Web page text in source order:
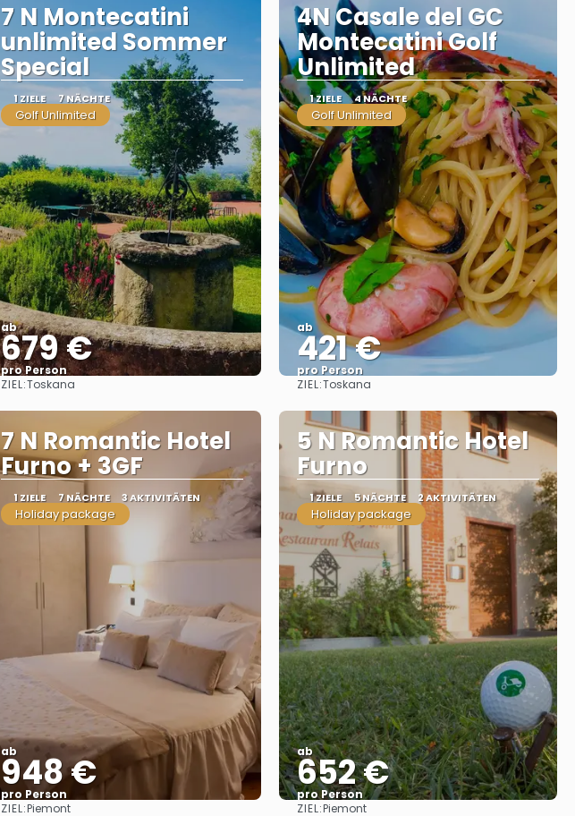
7 N Montecatini
unlimited Sommer
Special
1 ZIELE 7 NÄCHTE
Golf Unlimited
ab
679 €
pro Person
ZIEL:Toskana
4N Casale del GC
Montecatini Golf
Unlimited
1 ZIELE 4 NÄCHTE
Golf Unlimited
ab
421 €
pro Person
ZIEL:Toskana
7 N Romantic Hotel
Furno + 3GF
1 ZIELE 7 NÄCHTE 3 AKTIVITÄTEN
Holiday package
ab
948 €
pro Person
ZIEL:Piemont
5 N Romantic Hotel
Furno
1 ZIELE 5 NÄCHTE 2 AKTIVITÄTEN
Holiday package
ab
652 €
pro Person
ZIEL:Piemont